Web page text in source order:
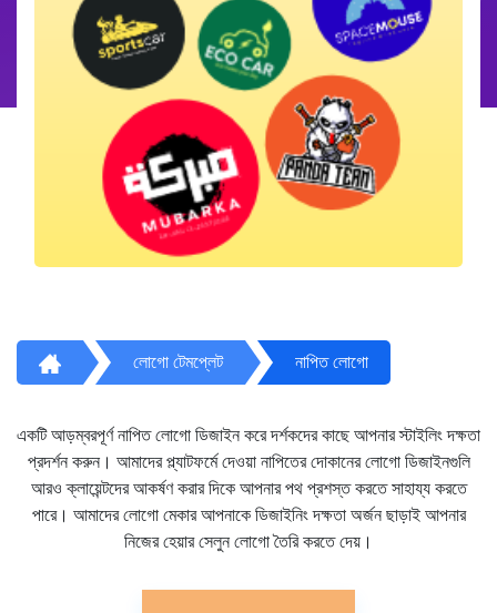
লোগো টেমপ্লেট নাপিত লোগো
একটি আড়ম্বরপূর্ণ নাপিত লোগো ডিজাইন করে দর্শকদের কাছে আপনার স্টাইলিং দক্ষতা
প্রদর্শন করুন। আমাদের প্ল্যাটফর্মে দেওয়া নাপিতের দোকানের লোগো ডিজাইনগুলি
আরও ক্লায়েন্টদের আকর্ষণ করার দিকে আপনার পথ প্রশস্ত করতে সাহায্য করতে
পারে। আমাদের লোগো মেকার আপনাকে ডিজাইনিং দক্ষতা অর্জন ছাড়াই আপনার
নিজের হেয়ার সেলুন লোগো তৈরি করতে দেয়।